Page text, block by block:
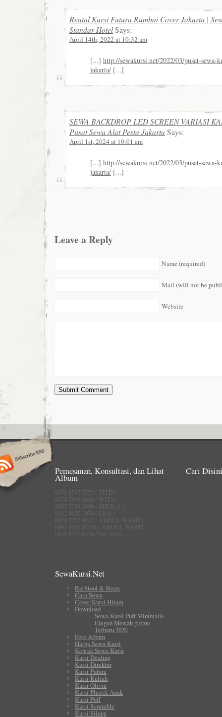
Rental Kursi Futura Rumbai Cover Jakarta |
Standar HotelSays:
April 14th, 2022 at 10:32 am
[...] http://sewakursi.net/2022/03/pusat-sewa-
jakarta/ [...]
SEWA BACKDROP LED SCREEN VARIASI
Pusat Sewa Alat Pesta Jakarta Says:
April 1st, 2024 at 10:01 am
[...] http://sewakursi.net/2022/03/pusat-sewa-
jakarta/ [...]
Leave a Reply
Name (required)
Mail (will not be
Website
Pemesanan, Konsultasi, dan Lihat
Album
0878 8537 7555 ( TITIN )
0878 7899 4040 ( WITA)
0857 7733 3808 ( SHEILA )
0812 8620 3076 ( EKA )
0878 7752 0712 ( ABDUL WASIT)
0895 3606 07518 ( ABDUL WASIT )
0878 8372 8730 (Nur Aeni)
Cari
SewaKursi.Net
BarStool & Stage
Cara Sewa
Cover Kursi Hitam
Download
Sewa Kursi Puff Minimalis
Elegan Mewah promo
Terbaru 2020
Foto Album
Harga Sewa Kursi
Kontak Sewa Kursi
Kursi Dealing
Kursi Direktur
Kursi Futura
Kursi Kuliah
Kursi Olivia
Kursi Plastik Anak
Kursi Puff
Kursi Scramble
Kursi Silang